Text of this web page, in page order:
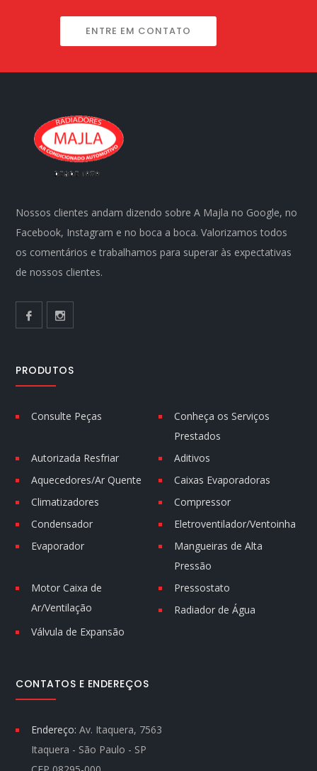
ENTRE EM CONTATO
Nossos clientes andam dizendo sobre A Majla no Google, no
Facebook, Instagram e no boca a boca. Valorizamos todos
os comentários e trabalhamos para superar às expectativas
de nossos clientes.
PRODUTOS
Consulte Peças
Conheça os Serviços
Prestados
Autorizada Resfriar
Aditivos
Aquecedores/Ar Quente
Caixas Evaporadoras
Climatizadores
Compressor
Condensador
Eletroventilador/Ventoinha
Evaporador
Mangueiras de Alta
Pressão
Motor Caixa de
Ar/Ventilação
Pressostato
Radiador de Água
Válvula de Expansão
CONTATOS E ENDEREÇOS
Endereço: Av. Itaquera, 7563
Itaquera - São Paulo - SP